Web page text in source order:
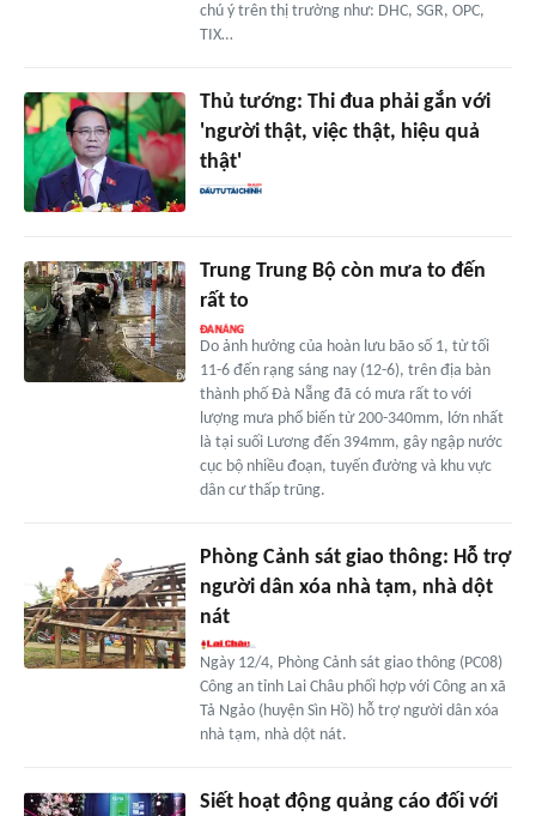
chú ý trên thị trường như: DHC, SGR, OPC,
TIX…
Thủ tướng: Thi đua phải gắn với
'người thật, việc thật, hiệu quả
thật'
Trung Trung Bộ còn mưa to đến
rất to
Do ảnh hưởng của hoàn lưu bão số 1, từ tối
11-6 đến rạng sáng nay (12-6), trên địa bàn
thành phố Đà Nẵng đã có mưa rất to với
lượng mưa phổ biến từ 200-340mm, lớn nhất
là tại suối Lương đến 394mm, gây ngập nước
cục bộ nhiều đoạn, tuyến đường và khu vực
dân cư thấp trũng.
Phòng Cảnh sát giao thông: Hỗ trợ
người dân xóa nhà tạm, nhà dột
nát
Ngày 12/4, Phòng Cảnh sát giao thông (PC08)
Công an tỉnh Lai Châu phối hợp với Công an xã
Tả Ngảo (huyện Sìn Hồ) hỗ trợ người dân xóa
nhà tạm, nhà dột nát.
Siết hoạt động quảng cáo đối với